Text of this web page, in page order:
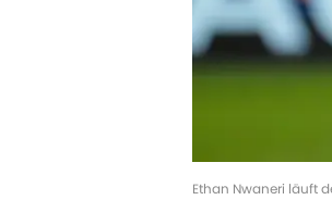
Ethan Nwaneri läuft